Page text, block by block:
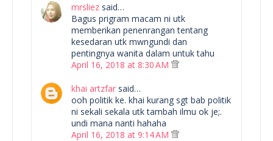
mrsliez said…
Bagus prigram macam ni utk
memberikan penenrangan tentang
kesedaran utk mwngundi dan
pentingnya wanita dalam untuk tahu
April 16, 2018 at 8:30 AM
khai artzfar said…
ooh politik ke. khai kurang sgt bab politik
ni sekali sekala utk tambah ilmu ok je;.
undi mana nanti hahaha
April 16, 2018 at 9:14 AM